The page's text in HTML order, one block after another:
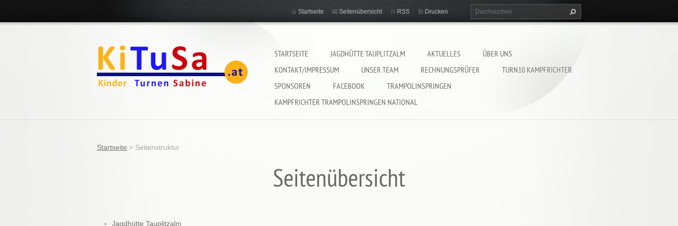
STARTSEITE JAGDHÜTTE TAUPLITZALM AKTUELLES
ÜBER UNS
KONTAKT/IMPRESSUM
UNSER TEAM RECHNUNGSPRÜFER
TURN10 KAMPFRICHTER
SPONSOREN
FACEBOOK
TRAMPOLINSPRINGEN
KAMPFRICHTER TRAMPOLINSPRINGEN NATIONAL
Startseite Seitenübersicht RSS Drucken
Startseite > Seitenstruktur
Seitenübersicht
Jagdhütte Tauplitzalm